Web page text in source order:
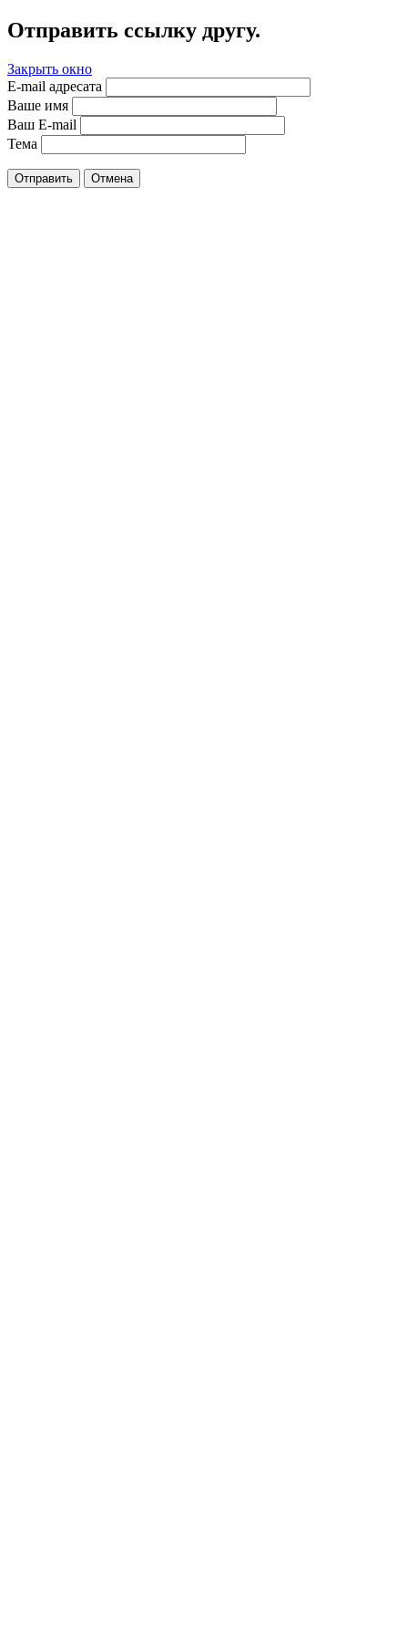
Отправить ссылку другу.
Закрыть окно
E-mail адресата
Ваше имя
Ваш E-mail
Тема
Отправить Отмена